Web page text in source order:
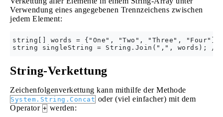
Verwendung eines angegebenen Trennzeichens zwischen
jedem Element:
string[] words = {"One", "Two", "Three", "Four"};
String-Verkettung
Zeichenfolgenverkettung kann mithilfe der Methode
System.String.Concat oder (viel einfacher) mit dem
Operator + werden: